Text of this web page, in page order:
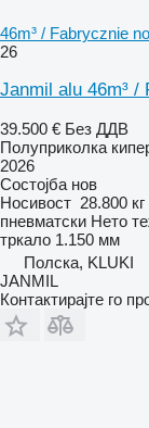
46m³ / Fabrycznie
26
Janmil alu 46m³ /
39.500 € Без ДДВ
Полуприколка
2026
Состојба нов
Носивост 28.800 кг
пневматски Нето
тркало 1.150 мм
Полска, KLUKI
JANMIL
Контактирајте го